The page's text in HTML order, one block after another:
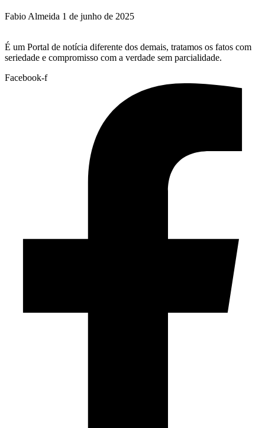
Fabio Almeida 1 de junho de 2025
É um Portal de notícia diferente dos demais, tratamos os fatos com
seriedade e compromisso com a verdade sem parcialidade.
Facebook-f